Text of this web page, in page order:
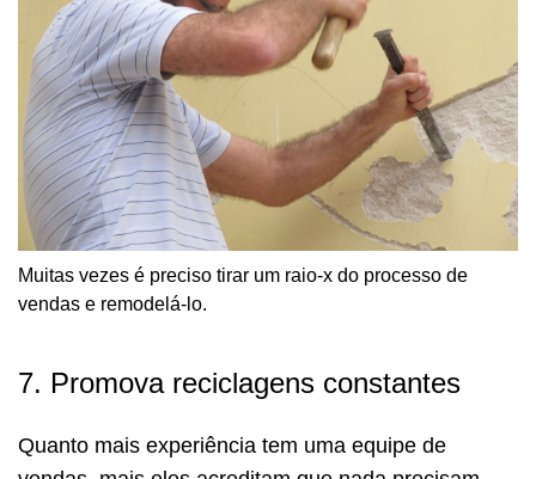
Muitas vezes é preciso tirar um raio-x do processo de
vendas e remodelá-lo.
7. Promova reciclagens constantes
Quanto mais experiência tem uma equipe de